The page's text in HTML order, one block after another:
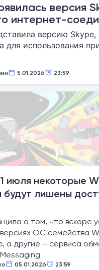
версия
интернет-
версию Skype,
для использования
5.01.2026 23:59
июля некоторые
будут лишены
о том, что вскоре
ОС семейства
а другие – сервиса
05.01.2026 23:59